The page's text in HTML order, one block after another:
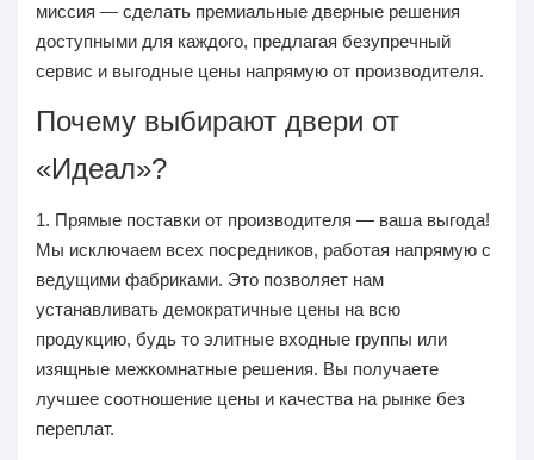
миссия — сделать премиальные дверные решения
доступными для каждого, предлагая безупречный
сервис и выгодные цены напрямую от производителя.
Почему выбирают двери от
«Идеал»?
1. Прямые поставки от производителя — ваша выгода!
Мы исключаем всех посредников, работая напрямую с
ведущими фабриками. Это позволяет нам
устанавливать демократичные цены на всю
продукцию, будь то элитные входные группы или
изящные межкомнатные решения. Вы получаете
лучшее соотношение цены и качества на рынке без
переплат.